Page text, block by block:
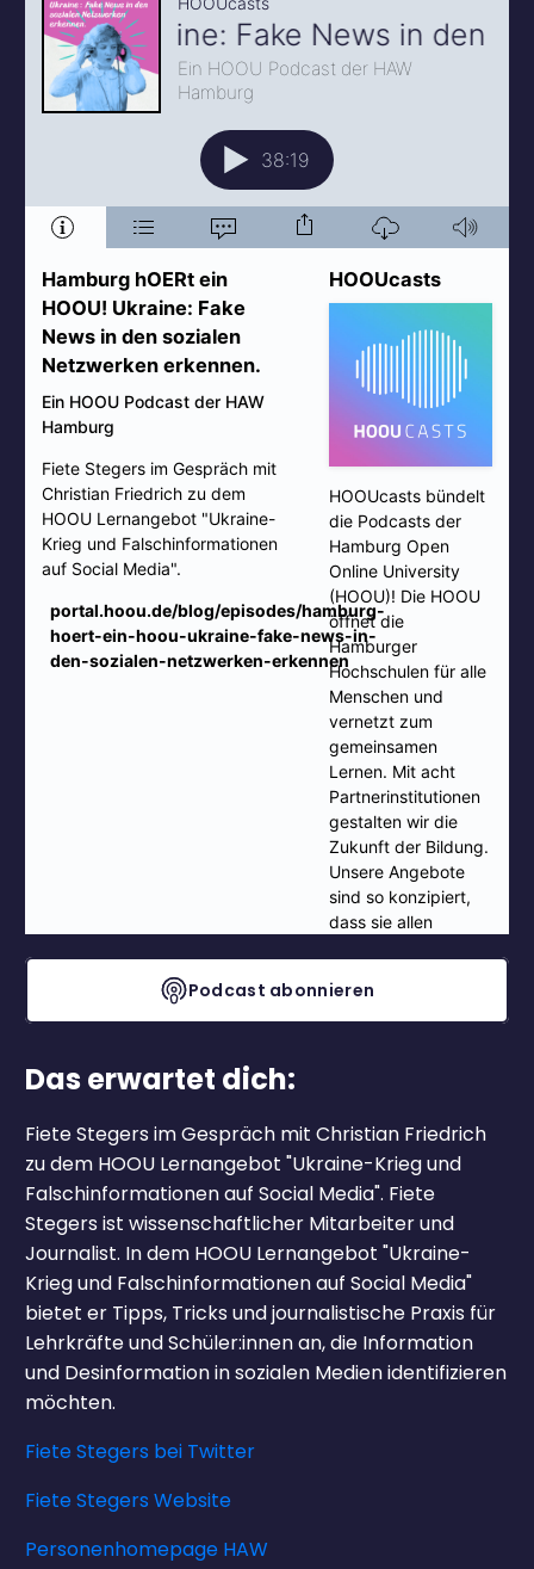
Podcast abonnieren
Das erwartet dich:
Fiete Stegers im Gespräch mit Christian Friedrich
zu dem HOOU Lernangebot "Ukraine-Krieg und
Falschinformationen auf Social Media". Fiete
Stegers ist wissenschaftlicher Mitarbeiter und
Journalist. In dem HOOU Lernangebot "Ukraine-
Krieg und Falschinformationen auf Social Media"
bietet er Tipps, Tricks und journalistische Praxis für
Lehrkräfte und Schüler:innen an, die Information
und Desinformation in sozialen Medien identifizieren
möchten.
Fiete Stegers bei Twitter
Fiete Stegers Website
Personenhomepage HAW